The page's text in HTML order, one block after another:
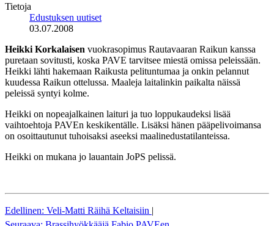
Tietoja
Edustuksen uutiset
03.07.2008
Heikki Korkalaisen vuokrasopimus Rautavaaran Raikun kanssa
puretaan sovitusti, koska PAVE tarvitsee miestä omissa peleissään.
Heikki lähti hakemaan Raikusta pelituntumaa ja onkin pelannut
kuudessa Raikun ottelussa. Maaleja laitalinkin paikalta näissä
peleissä syntyi kolme.
Heikki on nopeajalkainen laituri ja tuo loppukaudeksi lisää
vaihtoehtoja PAVEn keskikentälle. Lisäksi hänen pääpelivoimansa
on osoittautunut tuhoisaksi aseeksi maalinedustatilanteissa.
Heikki on mukana jo lauantain JoPS pelissä.
Edellinen: Veli-Matti Räihä Keltaisiin |